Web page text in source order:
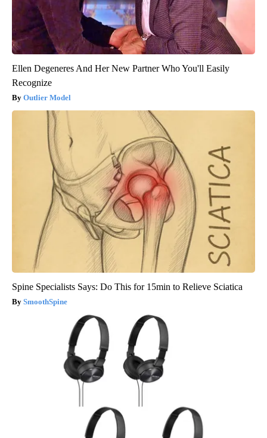
Ellen Degeneres And Her New Partner Who You'll Easily
Recognize
Outlier Model
Spine Specialists Says: Do This for 15min to Relieve Sciatica
SmoothSpine